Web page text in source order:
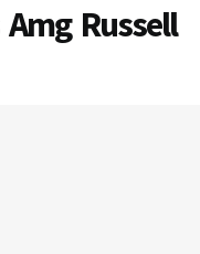
Russell